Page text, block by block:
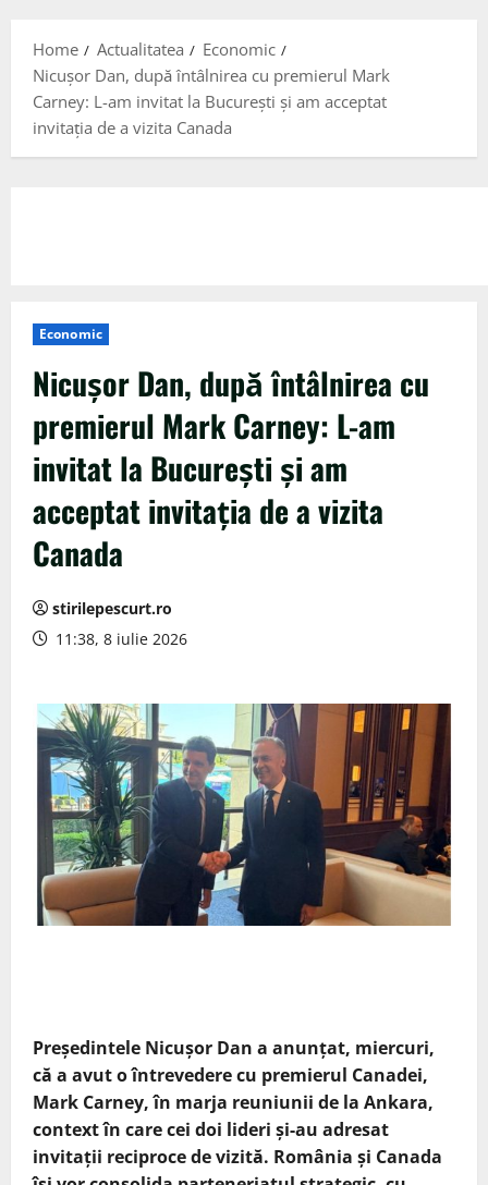
Home Actualitatea
Economic
Nicușor Dan, după întâlnirea cu premierul Mark
Carney: L-am invitat la București și am acceptat
invitația de a vizita Canada
Economic
Nicușor Dan, după întâlnirea cu
premierul Mark Carney: L-am
invitat la București și am
acceptat invitația de a vizita
Canada
stirilepescurt.ro
11:38, 8 iulie 2026
Președintele Nicușor Dan a anunțat, miercuri,
că a avut o întrevedere cu premierul Canadei,
Mark Carney, în marja reuniunii de la Ankara,
context în care cei doi lideri și-au adresat
invitații reciproce de vizită. România și Canada